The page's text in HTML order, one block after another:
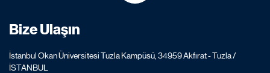
Bize Ulaşın
İstanbul Okan Üniversitesi Tuzla Kampüsü, 34959 Akfırat - Tuzla /
İSTANBUL